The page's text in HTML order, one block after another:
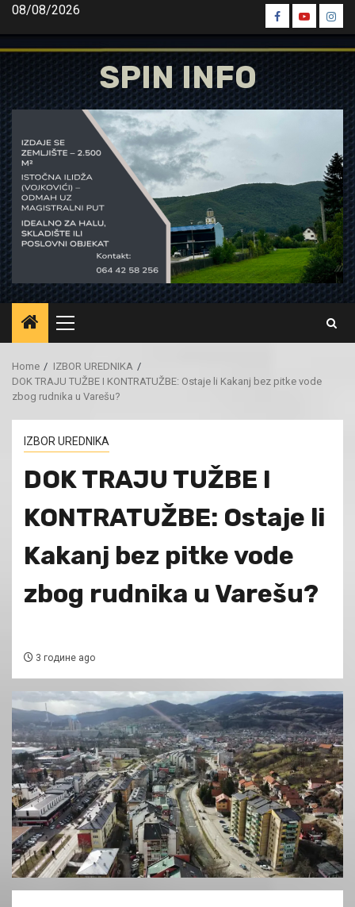
Skip
content
08/08/2026
Spin
Facebook
Spin
Youtube
Spin
SPIN INFO
Primary
Menu
Home
IZBOR UREDNIKA
DOK TRAJU TUŽBE I KONTRATUŽBE: Ostaje li Kakanj bez pitke vode
zbog rudnika u Varešu?
IZBOR UREDNIKA
DOK TRAJU TUŽBE I
KONTRATUŽBE: Ostaje li
Kakanj bez pitke vode
zbog rudnika u Varešu?
3 године ago